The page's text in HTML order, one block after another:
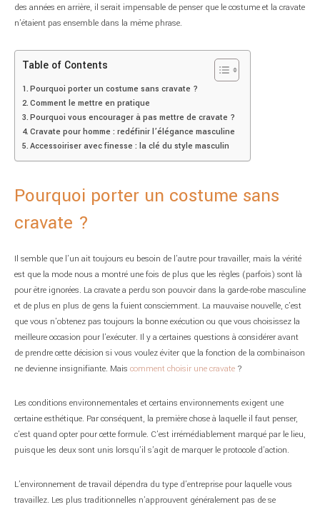
des années en arrière, il serait impensable de penser que le costume et la cravate
n’étaient pas ensemble dans la même phrase.
Table of Contents
Pourquoi porter un costume sans cravate ?
Comment le mettre en pratique
Pourquoi vous encourager à pas mettre de cravate ?
Cravate pour homme : redéfinir l’élégance masculine
Accessoiriser avec finesse : la clé du style masculin
Pourquoi porter un costume sans
cravate ?
Il semble que l’un ait toujours eu besoin de l’autre pour travailler, mais la vérité
est que la mode nous a montré une fois de plus que les règles (parfois) sont là
pour être ignorées. La cravate a perdu son pouvoir dans la garde-robe masculine
et de plus en plus de gens la fuient consciemment. La mauvaise nouvelle, c’est
que vous n’obtenez pas toujours la bonne exécution ou que vous choisissez la
meilleure occasion pour l’exécuter. Il y a certaines questions à considérer avant
de prendre cette décision si vous voulez éviter que la fonction de la combinaison
ne devienne insignifiante. Mais comment choisir une cravate ?
Les conditions environnementales et certains environnements exigent une
certaine esthétique. Par conséquent, la première chose à laquelle il faut penser,
c’est quand opter pour cette formule. C’est irrémédiablement marqué par le lieu,
puisque les deux sont unis lorsqu’il s’agit de marquer le protocole d’action.
L’environnement de travail dépendra du type d’entreprise pour laquelle vous
travaillez. Les plus traditionnelles n’approuvent généralement pas de se